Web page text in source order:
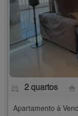
2 quartos
Apartamento à